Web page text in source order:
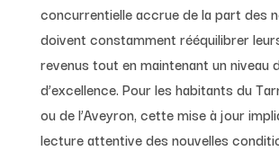
concurrentielle accrue de la part des
doivent constamment rééquilibrer
revenus tout en maintenant un niveau
d’excellence. Pour les habitants du
ou de l’Aveyron, cette mise à jour
lecture attentive des nouvelles